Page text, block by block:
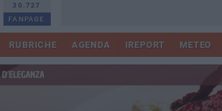
30.727
FANPAGE
RUBRICHE AGENDA IREPORT METEO